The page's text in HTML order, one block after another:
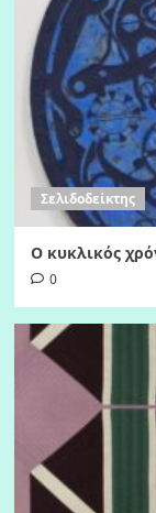
Σελιδοδείκτης
Ο κυκλικός
0